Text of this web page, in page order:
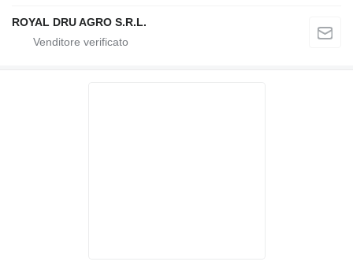
ROYAL DRU AGRO S.R.L.